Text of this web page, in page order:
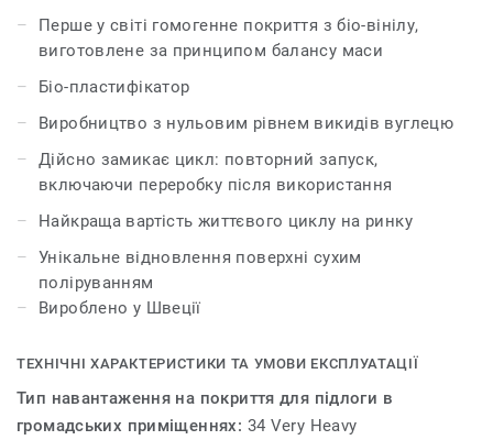
викидів парникових газів на 60%*, якщо порівнювати
зі звичайним однорідним вініловим покриттям. iQ
Natural має один з найнижчих показників вуглецевого
сліду на ринку гнучких покриттів для підлоги.
Ця колекція є частиною нашої циклічної добірки.
*На основі модулів A, C і D (сценарій переробки)
(життєвий цикл без технічного обслуговування) для
нашого EPD №S-P-01508, порівняно з типовим EPD
ERF20180176-CCI1-EN зі сценарієм спалювання.
Перше у світі гомогенне покриття з біо-вінілу,
виготовлене за принципом балансу маси
Біо-пластифікатор
Виробництво з нульовим рівнем викидів вуглецю
Дійсно замикає цикл: повторний запуск,
включаючи переробку після використання
Найкраща вартість життєвого циклу на ринку
Унікальне відновлення поверхні сухим
поліруванням
Вироблено у Швеції
ТЕХНІЧНІ ХАРАКТЕРИСТИКИ ТА УМОВИ ЕКСПЛУАТАЦІЇ
Тип навантаження на покриття для підлоги в
громадських приміщеннях: 34 Very Heavy